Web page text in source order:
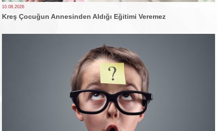
10.08.2026
Kreş Çocuğun Annesinden Aldığı Eğitimi Veremez